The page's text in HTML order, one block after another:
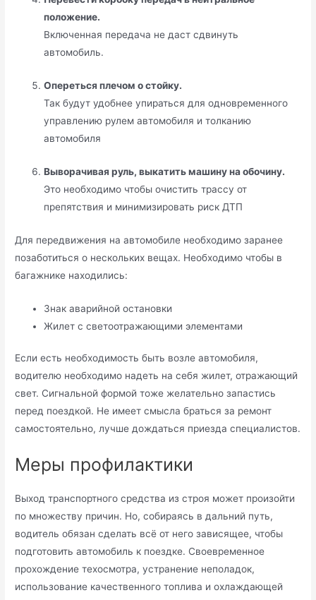
положение.
Включенная передача не даст сдвинуть
автомобиль.
Опереться плечом о стойку.
Так будут удобнее упираться для одновременного
управлению рулем автомобиля и толканию
автомобиля
Выворачивая руль, выкатить машину на обочину.
Это необходимо чтобы очистить трассу от
препятствия и минимизировать риск ДТП
Для передвижения на автомобиле необходимо заранее
позаботиться о нескольких вещах. Необходимо чтобы в
багажнике находились:
Знак аварийной остановки
Жилет с светоотражающими элементами
Если есть необходимость быть возле автомобиля,
водителю необходимо надеть на себя жилет, отражающий
свет. Сигнальной формой тоже желательно запастись
перед поездкой. Не имеет смысла браться за ремонт
самостоятельно, лучше дождаться приезда специалистов.
Меры профилактики
Выход транспортного средства из строя может произойти
по множеству причин. Но, собираясь в дальний путь,
водитель обязан сделать всё от него зависящее, чтобы
подготовить автомобиль к поездке. Своевременное
прохождение техосмотра, устранение неполадок,
использование качественного топлива и охлаждающей